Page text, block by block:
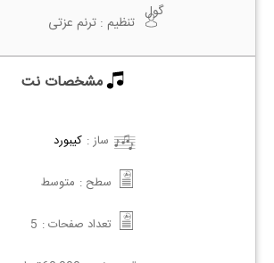
گول
تنظیم : ترنم عزتی
مشخصات نت
ساز : کیبورد
سطح : متوسط
تعداد صفحات : 5